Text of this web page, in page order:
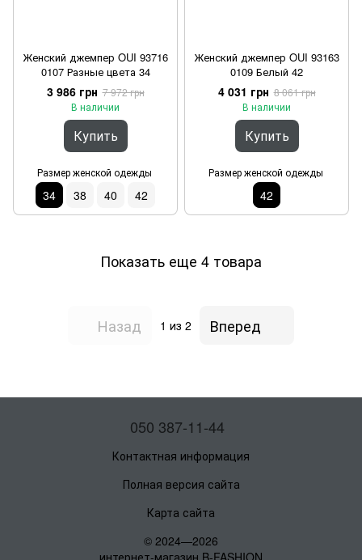
Женский джемпер OUI 93716
0107 Разные цвета 34
3 986 грн 7 972 грн
В наличии
Купить
Размер женской одежды
34 38 40 42
Женский джемпер OUI 93163
0109 Белый 42
4 031 грн 8 061 грн
В наличии
Купить
Размер женской одежды
42
Показать еще 4 товара
Назад 1 из 2 Вперед
050 387-11-44
Контактная информация
Полная версия сайта
Карта сайта
© 2024—2026
интернет-магазин B-FASHION